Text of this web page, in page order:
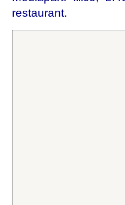
restaurant.